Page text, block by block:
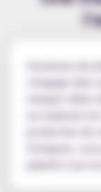
Soucieuse de
s'engage
marque
production de
Extrapure,
planète tout